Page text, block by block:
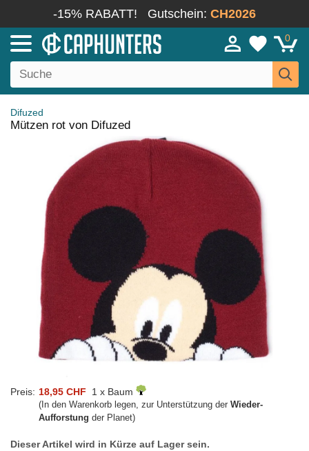
-15% RABATT! Gutschein: CH2026
0
Difuzed
Mützen rot von Difuzed
Preis: 18,95 CHF 1 x Baum
(In den Warenkorb legen, zur Unterstützung der Wieder-
Aufforstung der Planet)
Dieser Artikel wird in Kürze auf Lager sein.